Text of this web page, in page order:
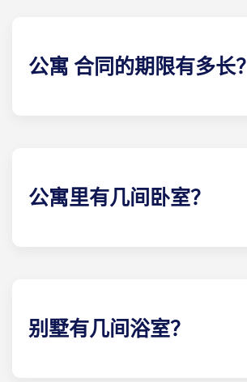
公寓 合同的期限有多长？
公寓里有几间卧室？
别墅有几间浴室？